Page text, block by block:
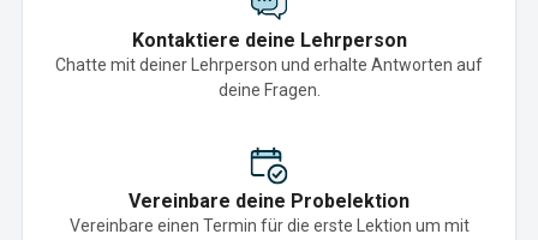
Kontaktiere deine Lehrperson
Chatte mit deiner Lehrperson und erhalte Antworten auf
deine Fragen.
Vereinbare deine Probelektion
Vereinbare einen Termin für die erste Lektion um mit